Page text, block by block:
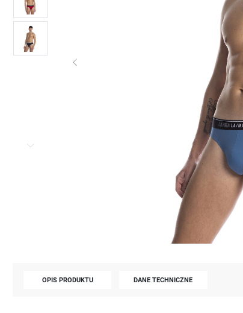
OPIS PRODUKTU DANE TECHNICZNE